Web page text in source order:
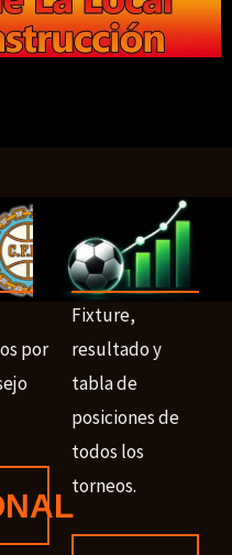
por
Fixture,
resultado y
tabla de
posiciones de
todos los
torneos.